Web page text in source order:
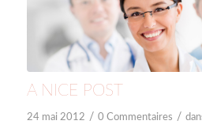
A NICE POST
24 mai 2012 / 0 Commentaires /